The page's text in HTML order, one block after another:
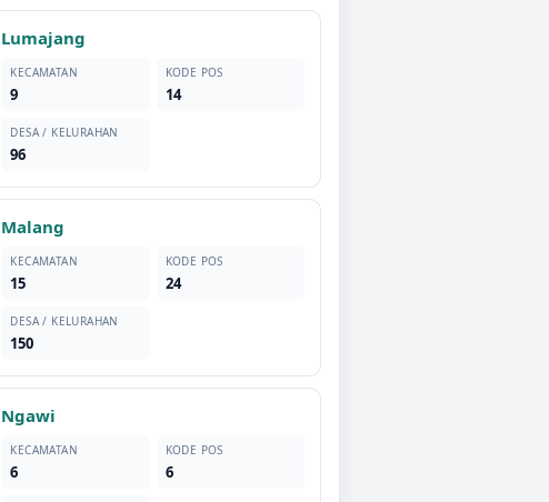
Lumajang
KECAMATAN
9
KODE POS
14
DESA / KELURAHAN
96
Malang
KECAMATAN
15
KODE POS
24
DESA / KELURAHAN
150
Ngawi
KECAMATAN
6
KODE POS
6